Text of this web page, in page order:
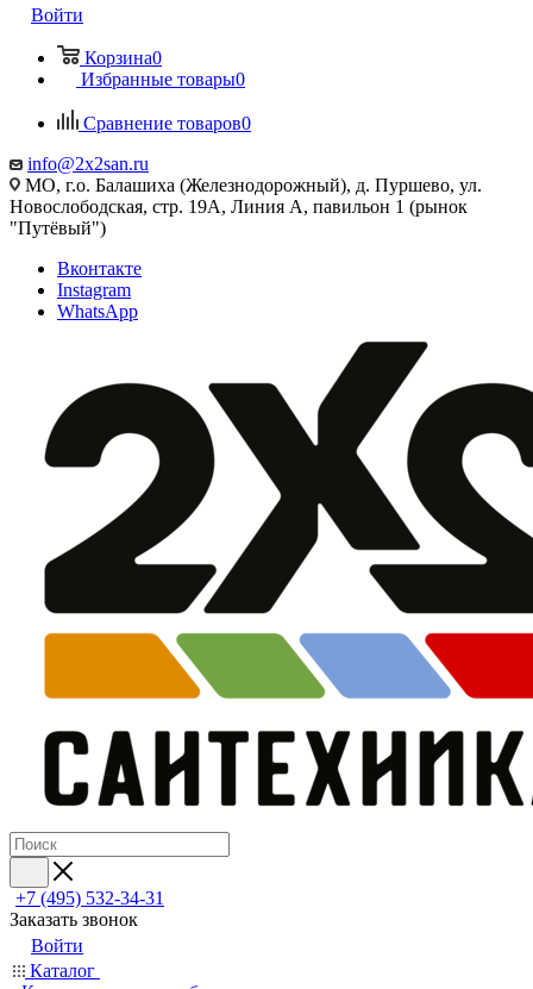
Войти
Корзина0
Избранные товары0
Сравнение товаров0
info@2x2san.ru
МО, г.о. Балашиха (Железнодорожный), д. Пуршево, ул.
Новослободская, стр. 19А, Линия А, павильон 1 (рынок
"Путёвый")
Вконтакте
Instagram
WhatsApp
+7 (495) 532‑34‑31
Заказать звонок
Войти
Каталог